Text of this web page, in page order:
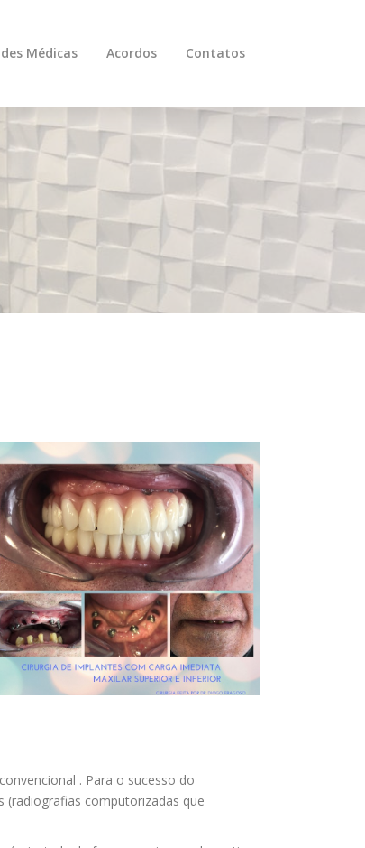
Médicas Acordos Contatos
. Para o sucesso do
computorizadas que